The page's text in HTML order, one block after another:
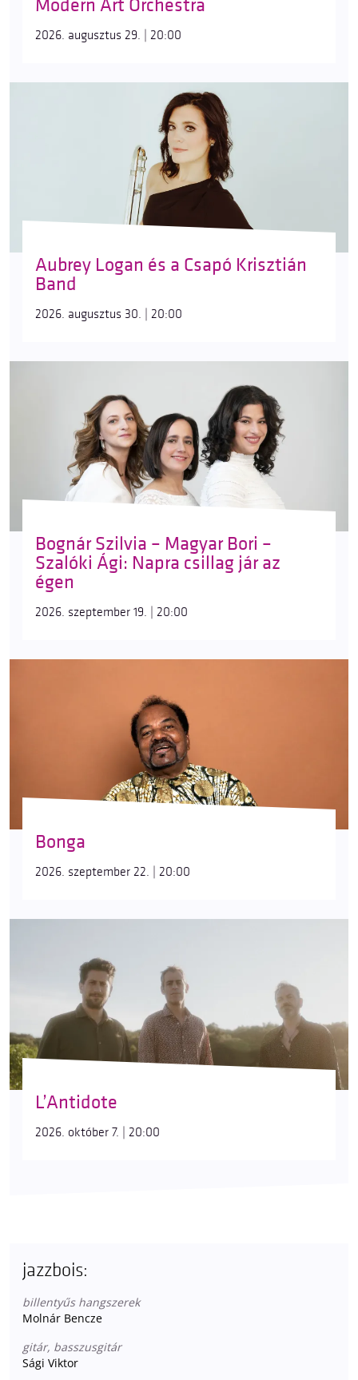
Modern Art Orchestra
2026. augusztus 29. | 20:00
Aubrey Logan és a Csapó Krisztián
Band
2026. augusztus 30. | 20:00
Bognár Szilvia – Magyar Bori –
Szalóki Ági: Napra csillag jár az
égen
2026. szeptember 19. | 20:00
Bonga
2026. szeptember 22. | 20:00
L’Antidote
2026. október 7. | 20:00
jazzbois:
billentyűs hangszerek
Molnár Bencze
gitár, basszusgitár
Sági Viktor